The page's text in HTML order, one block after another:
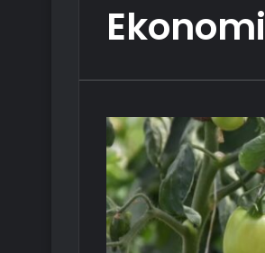
Ekonomi